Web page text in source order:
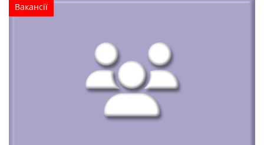
Вакансії